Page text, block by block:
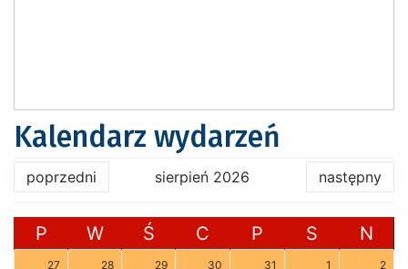
Kalendarz wydarzeń
poprzedni sierpień 2026 następny
P W Ś C P S N
27 28 29 30 31 1 2